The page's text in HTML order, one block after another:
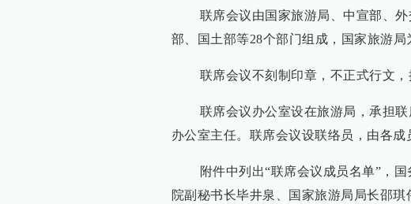
联席会议由国家旅游局、中宣部、外
部、国土部等28个部门组成，国家旅游局
联席会议不刻制印章，不正式行文，
联席会议办公室设在旅游局，承担联
办公室主任。联席会议设联络员，由各成
附件中列出“联席会议成员名单”，国
院副秘书长毕井泉、国家旅游局局长邵